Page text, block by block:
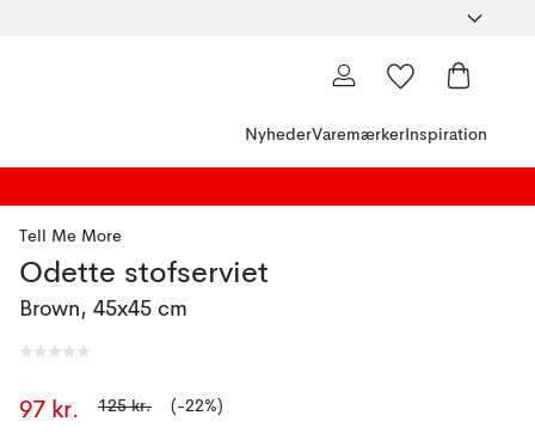
NyhederVaremærker Inspiration
Tell Me More
Odette stofserviet
Brown, 45x45 cm
97 kr. 125 kr. (-22%)